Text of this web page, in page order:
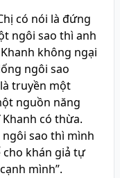
có nói là đứng
ngôi sao thì anh
không ngại
ngôi sao
truyền một
nguồn năng
có thừa.
sao thì mình
cho khán giả tự
mình”.